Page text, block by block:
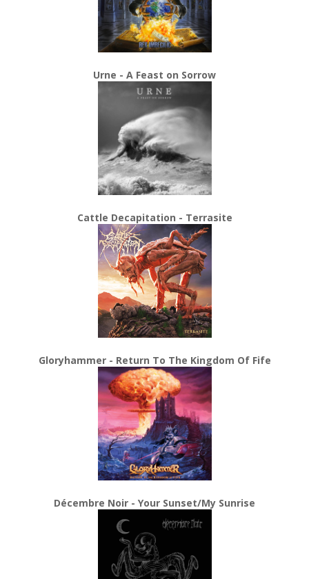
Urne - A Feast on Sorrow
Cattle Decapitation - Terrasite
Gloryhammer - Return To The Kingdom Of Fife
Décembre Noir - Your Sunset/My Sunrise